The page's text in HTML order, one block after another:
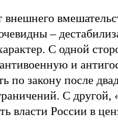
внешнего
–
С одной
и
закону после
С
власти России в